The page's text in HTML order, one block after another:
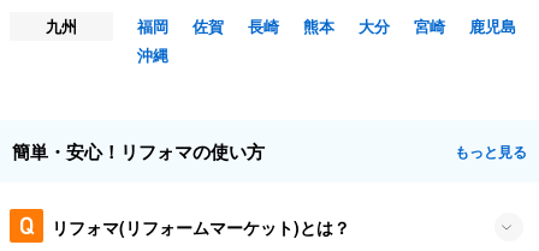
九州
福岡 佐賀 長崎 熊本 大分 宮崎
鹿児島
沖縄
簡単・安心！リフォマの使い方 もっと見る
リフォマ(リフォームマーケット)とは？